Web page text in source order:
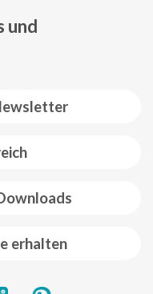
erhalten
und